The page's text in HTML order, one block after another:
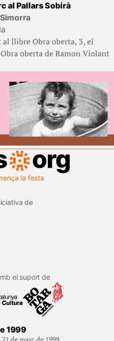
al Pallars Sobirà
llibre Obra oberta, 3, el
oberta de Ramon Violant
de
el suport de
1999